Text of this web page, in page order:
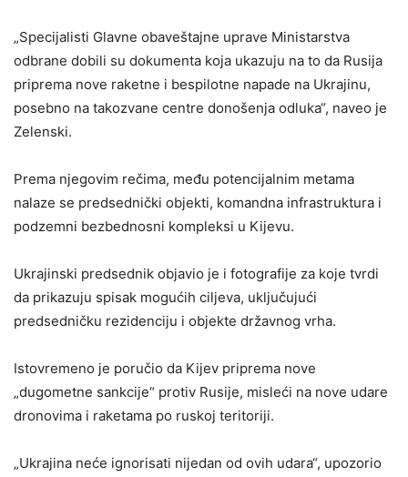
„Specijalisti Glavne obaveštajne uprave Ministarstva
odbrane dobili su dokumenta koja ukazuju na to da Rusija
priprema nove raketne i bespilotne napade na Ukrajinu,
posebno na takozvane centre donošenja odluka“, naveo je
Zelenski.
Prema njegovim rečima, među potencijalnim metama
nalaze se predsednički objekti, komandna infrastruktura i
podzemni bezbednosni kompleksi u Kijevu.
Ukrajinski predsednik objavio je i fotografije za koje tvrdi
da prikazuju spisak mogućih ciljeva, uključujući
predsedničku rezidenciju i objekte državnog vrha.
Istovremeno je poručio da Kijev priprema nove
„dugometne sankcije“ protiv Rusije, misleći na nove udare
dronovima i raketama po ruskoj teritoriji.
„Ukrajina neće ignorisati nijedan od ovih udara“, upozorio